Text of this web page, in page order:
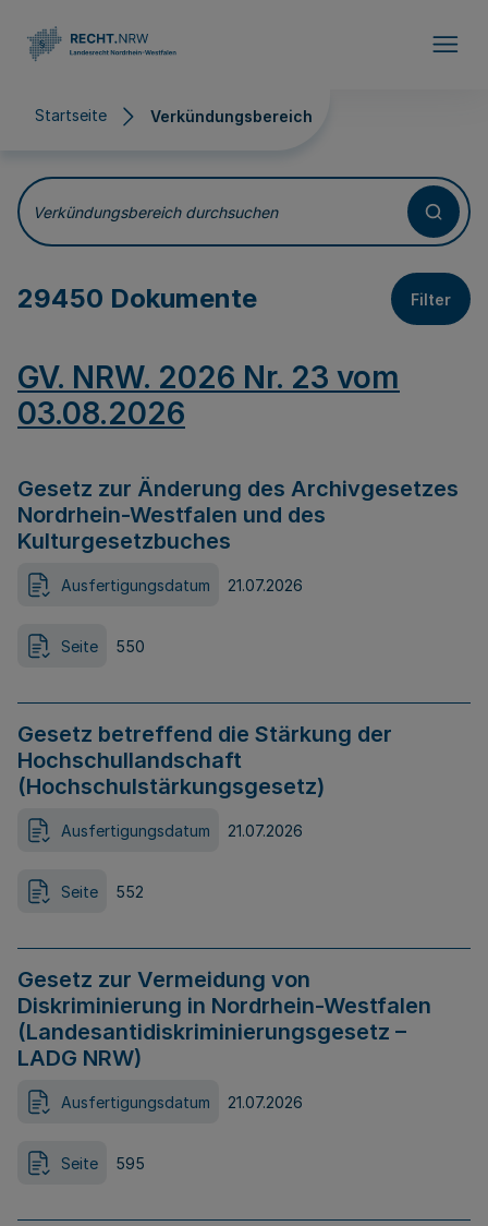
Startseite Verkündungsbereich
Verkündungsbereich
Verkündungsbereich durchsuchen
29450 Dokumente Filter
GV. NRW. 2026 Nr. 23 vom
03.08.2026
Gesetz zur Änderung des Archivgesetzes
Nordrhein-Westfalen und des
Kulturgesetzbuches
Ausfertigungsdatum 21.07.2026
Seite 550
Gesetz betreffend die Stärkung der
Hochschullandschaft
(Hochschulstärkungsgesetz)
Ausfertigungsdatum 21.07.2026
Seite 552
Gesetz zur Vermeidung von
Diskriminierung in Nordrhein-Westfalen
(Landesantidiskriminierungsgesetz –
LADG NRW)
Ausfertigungsdatum 21.07.2026
Seite 595